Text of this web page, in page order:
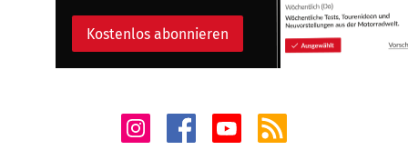
Kostenlos abonnieren